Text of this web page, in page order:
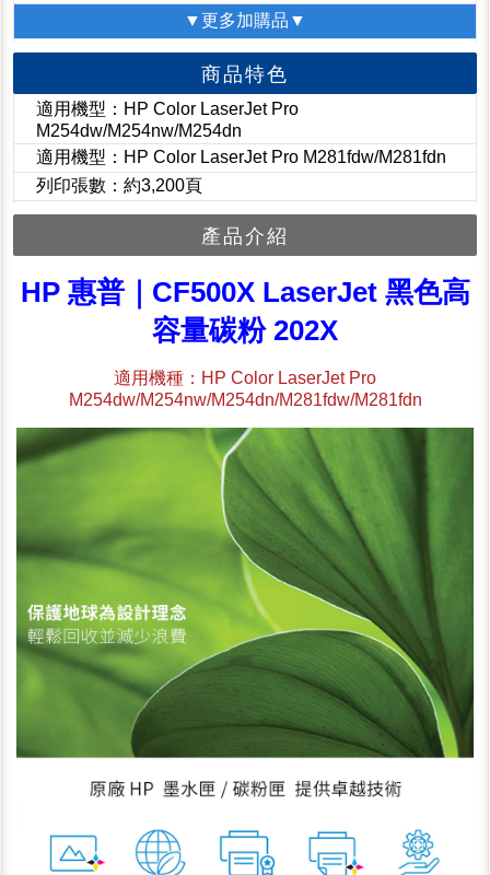
▼更多加購品▼
商品特色
適用機型：HP Color LaserJet Pro
M254dw/M254nw/M254dn
適用機型：HP Color LaserJet Pro M281fdw/M281fdn
列印張數：約3,200頁
產品介紹
HP 惠普｜CF500X LaserJet 黑色高
容量碳粉 202X
適用機種：HP Color LaserJet Pro
M254dw/M254nw/M254dn/M281fdw/M281fdn